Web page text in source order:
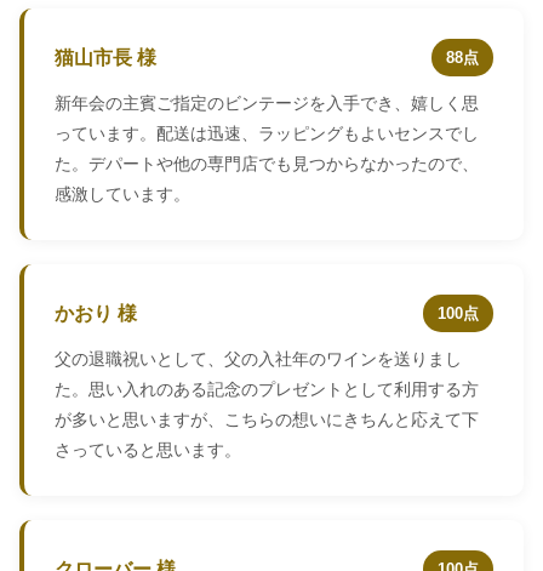
猫山市長 様 88点
新年会の主賓ご指定のビンテージを入手でき、嬉しく思
っています。配送は迅速、ラッピングもよいセンスでし
た。デパートや他の専門店でも見つからなかったので、
感激しています。
かおり 様 100点
父の退職祝いとして、父の入社年のワインを送りまし
た。思い入れのある記念のプレゼントとして利用する方
が多いと思いますが、こちらの想いにきちんと応えて下
さっていると思います。